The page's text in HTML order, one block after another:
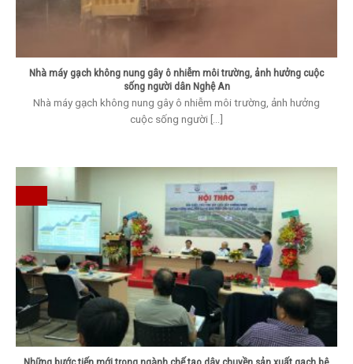
Nhà máy gạch không nung gây ô nhiễm môi trường, ảnh hưởng cuộc
sống người dân Nghệ An
Nhà máy gạch không nung gây ô nhiễm môi trường, ảnh hưởng
cuộc sống người [...]